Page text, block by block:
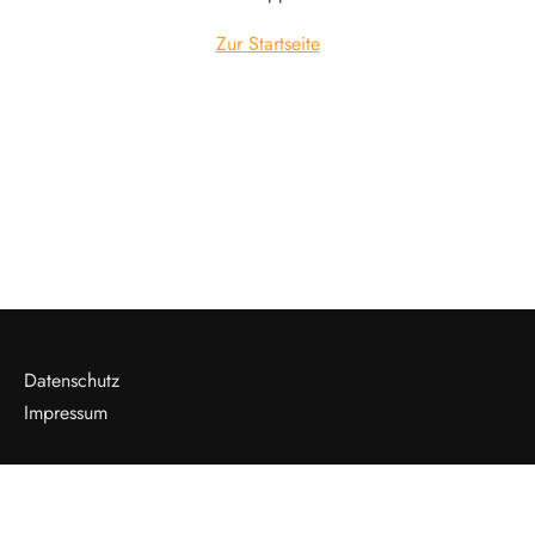
Zur Startseite
Datenschutz
Impressum